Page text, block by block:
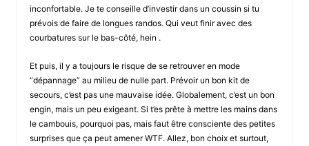
inconfortable. Je te conseille d’investir dans un coussin si tu
prévois de faire de longues randos. Qui veut finir avec des
courbatures sur le bas-côté, hein .
Et puis, il y a toujours le risque de se retrouver en mode
“dépannage” au milieu de nulle part. Prévoir un bon kit de
secours, c’est pas une mauvaise idée. Globalement, c’est un bon
engin, mais un peu exigeant. Si t’es prête à mettre les mains dans
le cambouis, pourquoi pas, mais faut être consciente des petites
surprises que ça peut amener WTF. Allez, bon choix et surtout,